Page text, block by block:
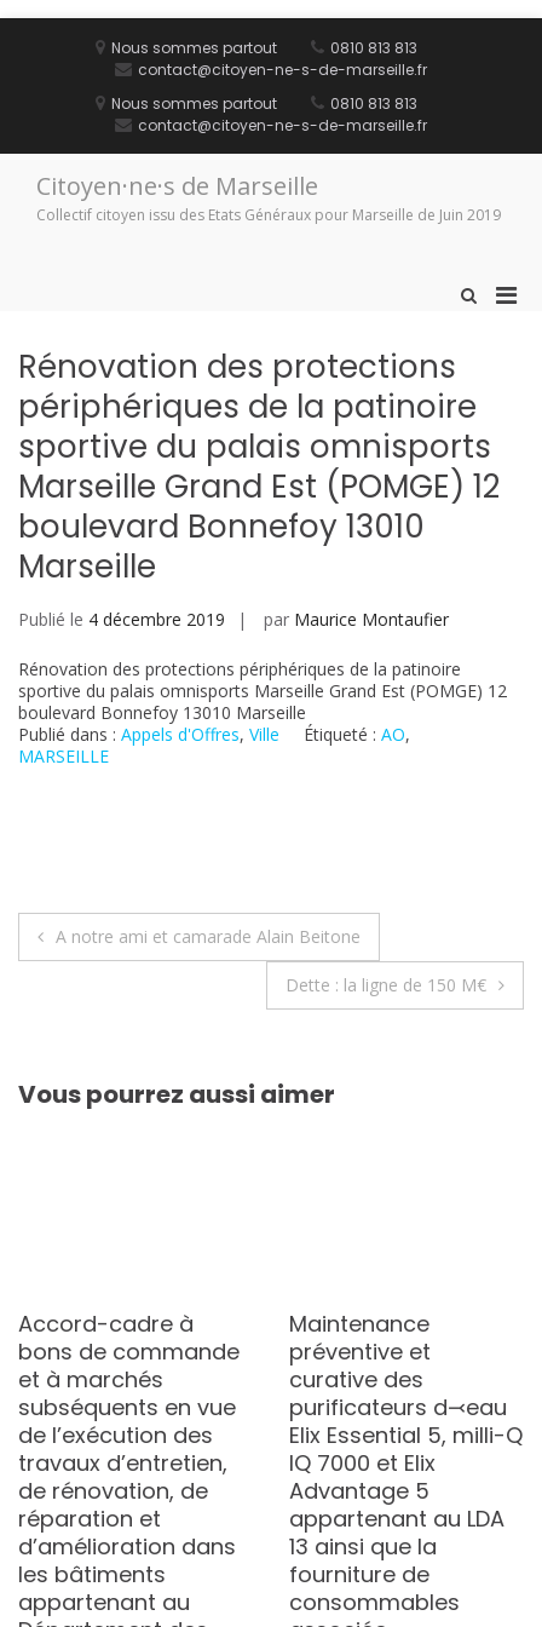
Nous sommes partout
0810 813 813
contact@citoyen-ne-s-de-marseille.fr
Nous sommes partout
0810 813 813
contact@citoyen-ne-s-de-marseille.fr
Citoyen·ne·s de Marseille
Collectif citoyen issu des Etats Généraux pour Marseille de Juin 2019
Afficher
Rénovation des protections
périphériques de la patinoire
sportive du palais omnisports
Marseille Grand Est (POMGE) 12
boulevard Bonnefoy 13010
Marseille
Publié le 4 décembre 2019 par Maurice Montaufier
Rénovation des protections périphériques de la patinoire
sportive du palais omnisports Marseille Grand Est (POMGE) 12
boulevard Bonnefoy 13010 Marseille
Publié dans : Appels d'Offres, Ville Étiqueté : AO,
MARSEILLE
Navigation
A notre ami et camarade Alain Beitone
Dette : la ligne de 150 M€
Vous pourrez aussi aimer
Accord-cadre à
bons de commande
et à marchés
subséquents en vue
de l’exécution des
travaux d’entretien,
de rénovation, de
réparation et
d’amélioration dans
les bâtiments
appartenant au
Maintenance
préventive et
curative des
purificateurs d⤙eau
Elix Essential 5, milli-Q
IQ 7000 et Elix
Advantage 5
appartenant au LDA
13 ainsi que la
fourniture de
consommables